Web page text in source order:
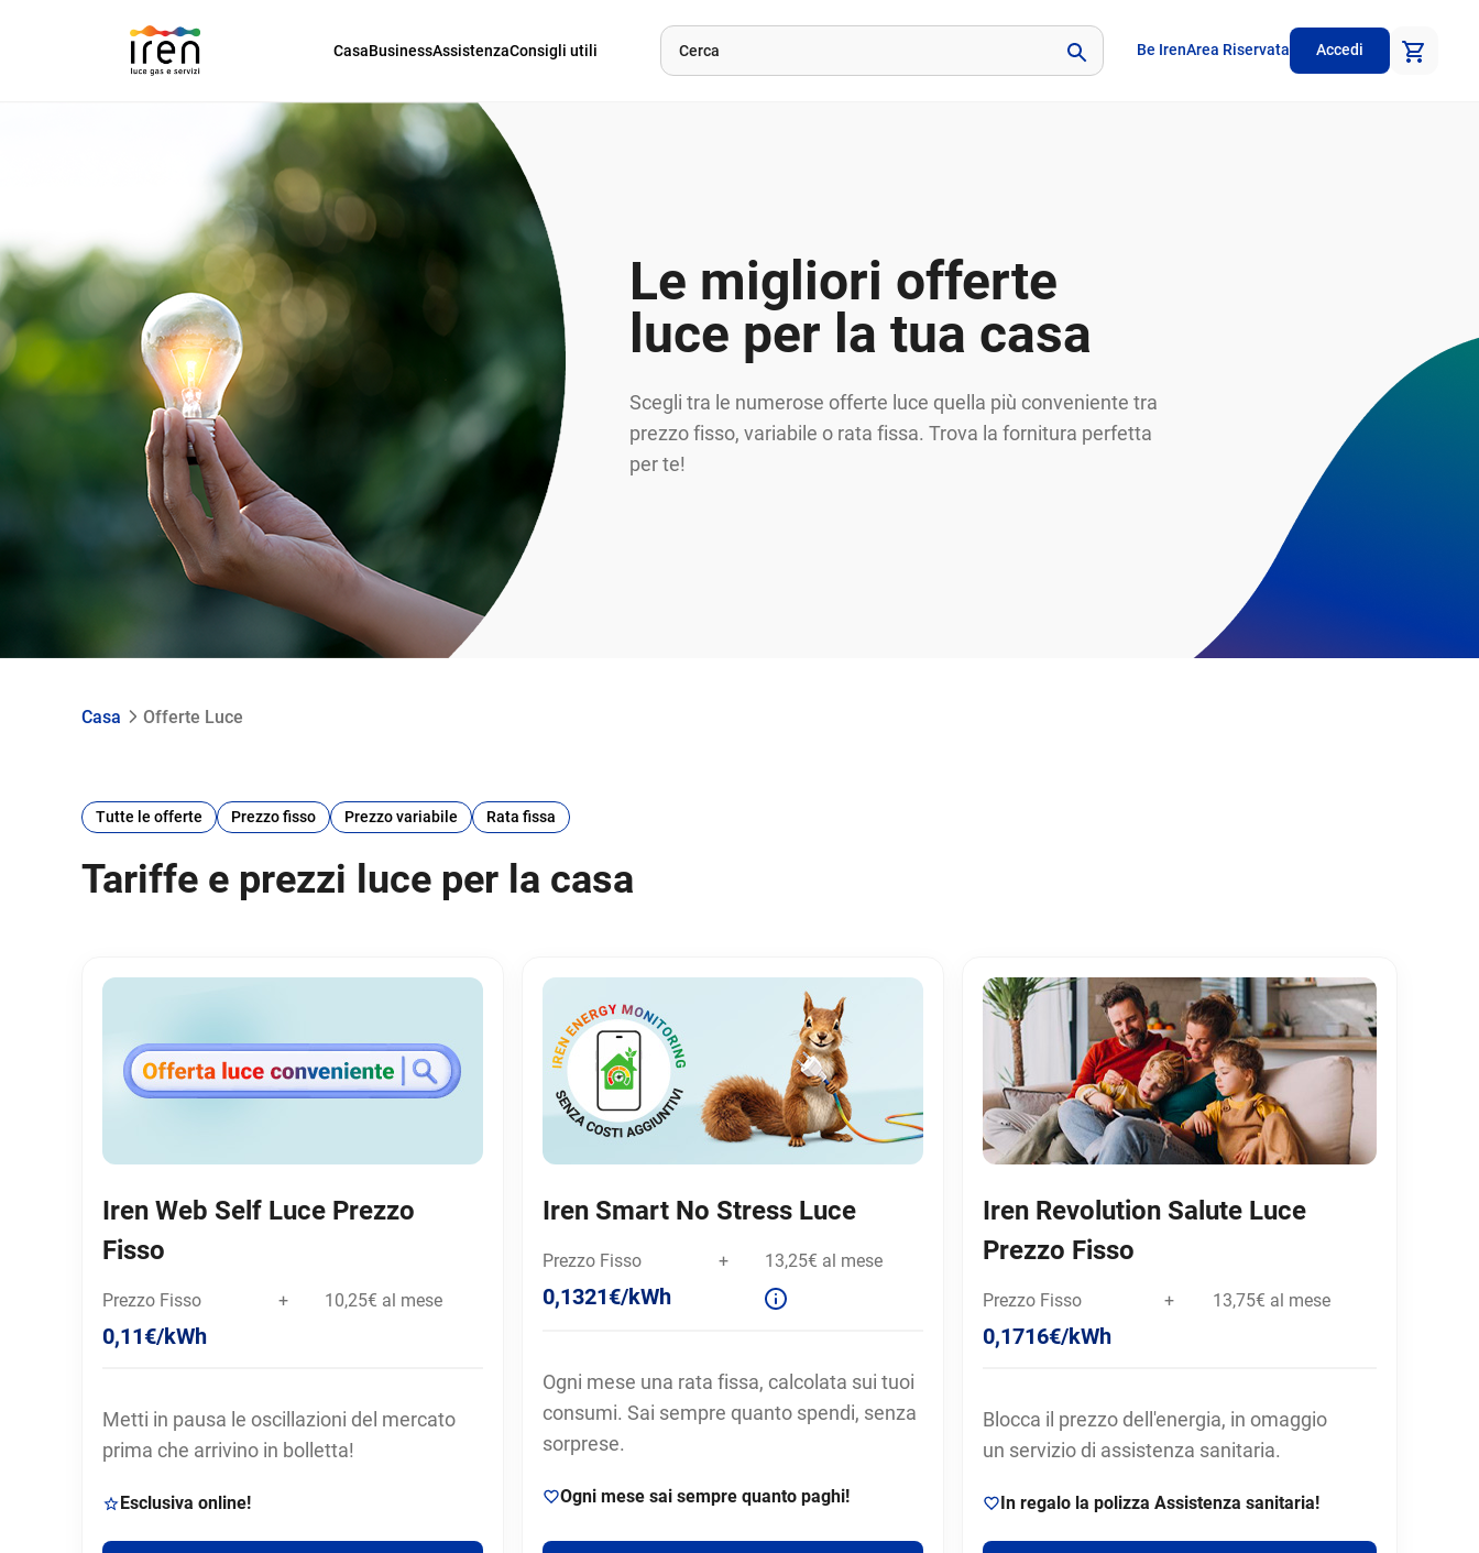
CasaBusinessAssistenzaConsigli utili Be IrenArea Riservata Accedi
Le migliori offerte
luce per la tua casa
Scegli tra le numerose offerte luce quella più conveniente tra
prezzo fisso, variabile o rata fissa. Trova la fornitura perfetta
per te!
Casa Offerte Luce
Tutte le offerte Prezzo fisso Prezzo variabile Rata fissa
Tariffe e prezzi luce per la casa
Iren Web Self Luce Prezzo
Fisso
Prezzo Fisso
0,11€/kWh
+ 10,25€ al mese
Metti in pausa le oscillazioni del mercato
prima che arrivino in bolletta!
Esclusiva online!
Iren Smart No Stress Luce
Prezzo Fisso
0,1321€/kWh
+ 13,25€ al mese
Ogni mese una rata fissa, calcolata sui tuoi
consumi. Sai sempre quanto spendi, senza
sorprese.
Ogni mese sai sempre quanto paghi!
Iren Revolution Salute Luce
Prezzo Fisso
Prezzo Fisso
0,1716€/kWh
+ 13,75€ al mese
Blocca il prezzo dell'energia, in omaggio
un servizio di assistenza sanitaria.
In regalo la polizza Assistenza sanitaria!